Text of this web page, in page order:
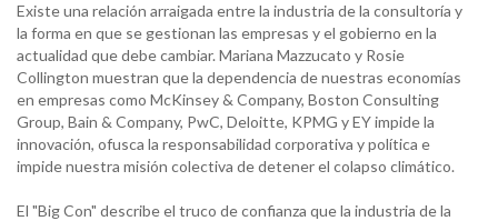
Existe una relación arraigada entre la industria de la consultoría y
la forma en que se gestionan las empresas y el gobierno en la
actualidad que debe cambiar. Mariana Mazzucato y Rosie
Collington muestran que la dependencia de nuestras economías
en empresas como McKinsey & Company, Boston Consulting
Group, Bain & Company, PwC, Deloitte, KPMG y EY impide la
innovación, ofusca la responsabilidad corporativa y política e
impide nuestra misión colectiva de detener el colapso climático.
El "Big Con" describe el truco de confianza que la industria de la